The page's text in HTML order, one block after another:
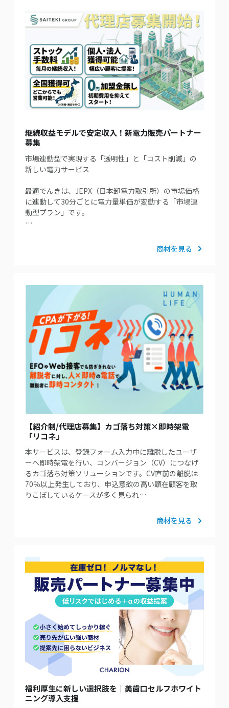
継続収益モデルで安定収入！新電力販売パートナー
募集
市場連動型で実現する「透明性」と「コスト削減」の
新しい電力サービス
最適でんきは、JEPX（日本卸電力取引所）の市場価格
に連動して30分ごとに電力量単価が変動する「市場連
動型プラン」です。
…
商材を見る
【紹介制/代理店募集】カゴ落ち対策×即時架電
「リコネ」
本サービスは、登録フォーム入力中に離脱したユーザ
ーへ即時架電を行い、コンバージョン（CV）につなげ
るカゴ落ち対策ソリューションです。CV直前の離脱は
70％以上発生しており、申込意欲の高い顕在顧客を取
りこぼしているケースが多く見られ…
商材を見る
福利厚生に新しい選択肢を｜美歯口セルフホワイト
ニング導入支援